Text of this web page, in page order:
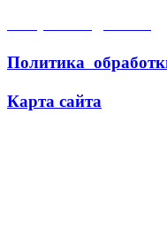
Политика
Карта сайта